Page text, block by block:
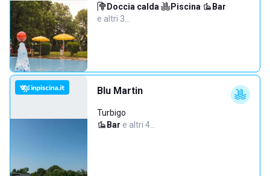
Doccia calda· Piscina· Bar·
e altri 3…
Blu Martin
Turbigo
Bar·e altri 4…